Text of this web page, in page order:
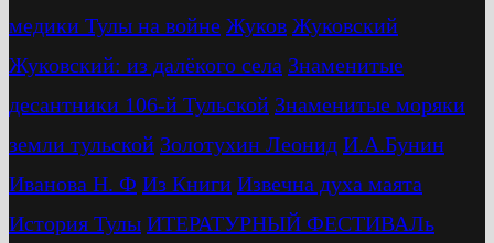
медики Тулы на войне Жуков Жуковский
Жуковский: из далёкого села Знаменитые
десантники 106-й Тульской Знаменитые моряки
земли тульской Золотухин Леонид И.А.Бунин
Иванова Н. Ф Из Книги Извечна духа маята
История Тулы ИТЕРАТУРНЫЙ ФЕСТИВАЛь